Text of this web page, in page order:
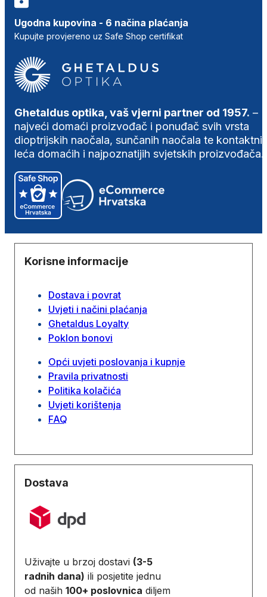
Ugodna kupovina - 6 načina plaćanja
Kupujte provjereno uz Safe Shop certifikat
Ghetaldus optika, vaš vjerni partner od 1957. –
najveći domaći proizvođač i ponuđač svih vrsta
dioptrijskih naočala, sunčanih naočala te
leća domaćih i najpoznatijih svjetskih proizvođača.
Korisne informacije
Dostava i povrat
Uvjeti i načini plaćanja
Ghetaldus Loyalty
Poklon bonovi
Opći uvjeti poslovanja i kupnje
Pravila privatnosti
Politika kolačića
Uvjeti korištenja
FAQ
Dostava
Uživajte u brzoj dostavi (3-5
radnih dana) ili posjetite jednu
od naših 100+ poslovnica diljem